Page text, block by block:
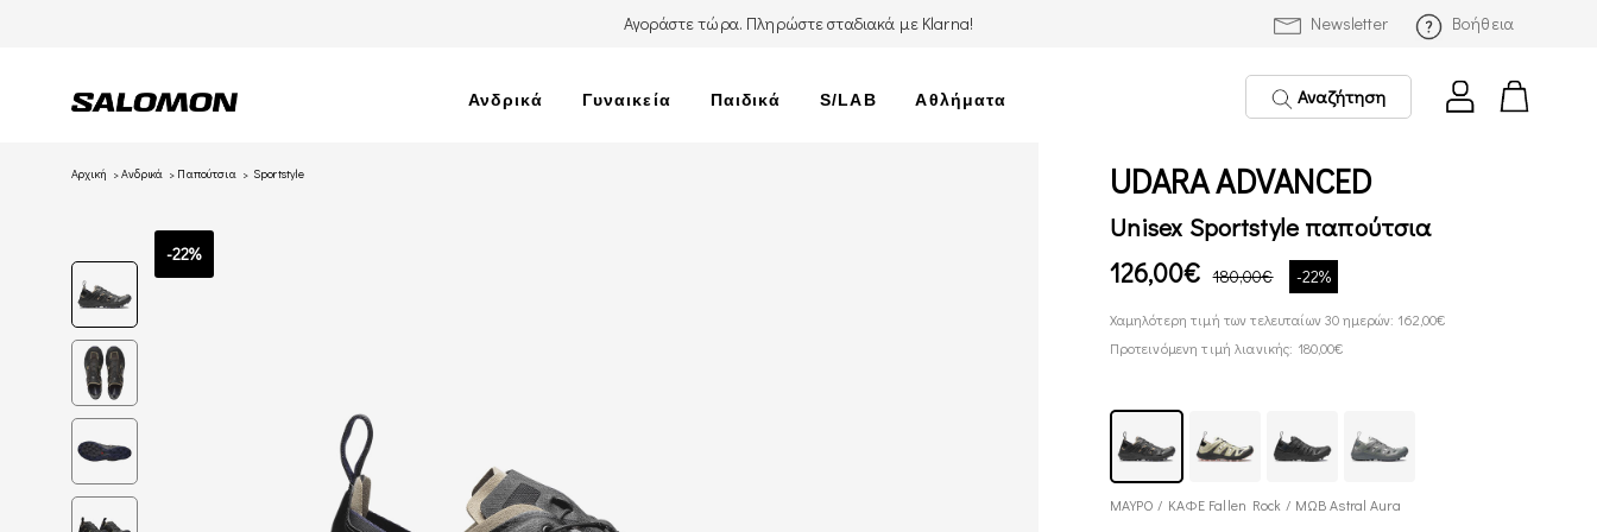
Newsletter Βοήθεια
Αγοράστε τώρα. Πληρώστε σταδιακά με Klarna!
Ανδρικά Γυναικεία Παιδικά S/LAB Αθλήματα Αναζήτηση
Αρχική Ανδρικά Παπούτσια Sportstyle
-22%
UDARA ADVANCED
Unisex Sportstyle παπούτσια
126,00€ 180,00€ -22%
Χαμηλότερη τιμή των τελευταίων 30 ημερών: 162,00€
Προτεινόμενη τιμή λιανικής: 180,00€
ΜΑΥΡΟ / ΚΑΦΕ Fallen Rock / ΜΩΒ Astral Aura